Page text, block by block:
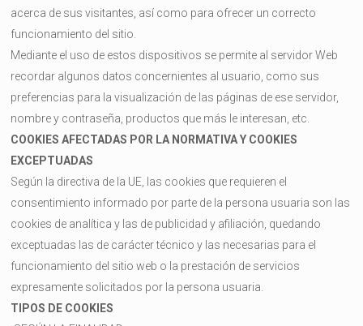
acerca de sus visitantes, así como para ofrecer un correcto
funcionamiento del sitio.
Mediante el uso de estos dispositivos se permite al servidor Web
recordar algunos datos concernientes al usuario, como sus
preferencias para la visualización de las páginas de ese servidor,
nombre y contraseña, productos que más le interesan, etc.
COOKIES AFECTADAS POR LA NORMATIVA Y COOKIES
EXCEPTUADAS
Según la directiva de la UE, las cookies que requieren el
consentimiento informado por parte de la persona usuaria son las
cookies de analítica y las de publicidad y afiliación, quedando
exceptuadas las de carácter técnico y las necesarias para el
funcionamiento del sitio web o la prestación de servicios
expresamente solicitados por la persona usuaria.
TIPOS DE COOKIES